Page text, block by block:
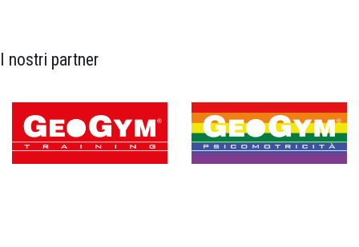
I nostri partner